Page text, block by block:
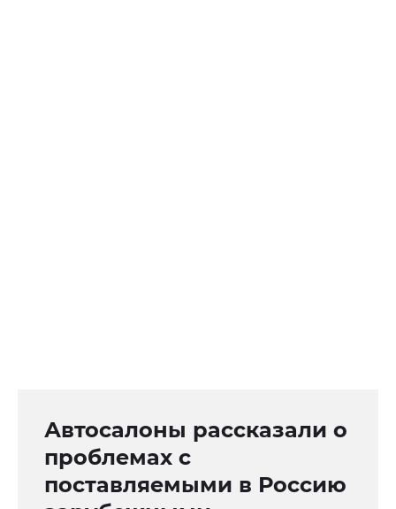
Автосалоны рассказали о
проблемах с
поставляемыми в Россию